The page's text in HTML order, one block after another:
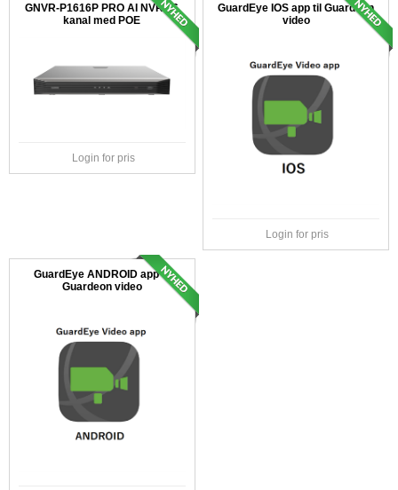
GNVR-P1616P PRO AI NVR 16
kanal med POE
Login for pris
GuardEye IOS app til Guardeon
video
Login for pris
GuardEye ANDROID app til
Guardeon video